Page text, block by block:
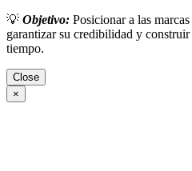
💡 Objetivo: Posicionar a las
garantizar su credibilidad y
tiempo.
Close
×